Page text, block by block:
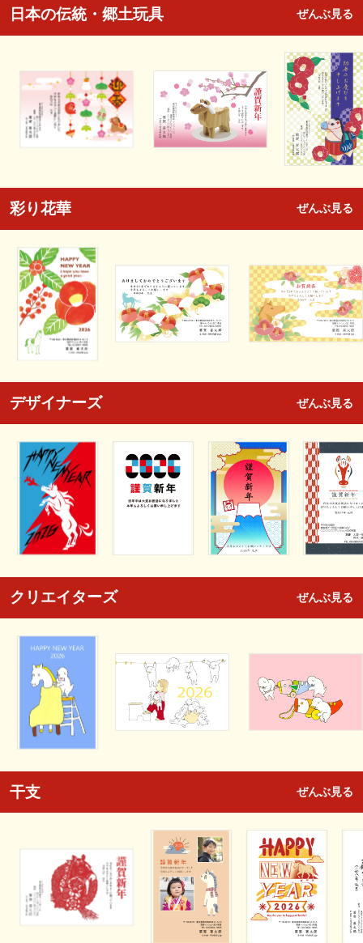
日本の伝統・郷土玩具 ぜんぶ見る
彩り花華 ぜんぶ見る
デザイナーズ ぜんぶ見る
クリエイターズ ぜんぶ見る
干支 ぜんぶ見る